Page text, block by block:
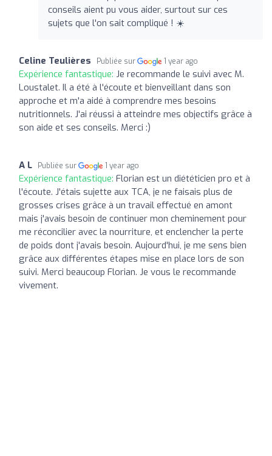
conseils aient pu vous aider, surtout sur ces
sujets que l'on sait compliqué ! ☀️
Celine Teulières Publiée sur 1 year ago
Expérience fantastique: Je recommande le suivi avec M.
Loustalet. Il a été à l'écoute et bienveillant dans son
approche et m'a aidé à comprendre mes besoins
nutritionnels. J'ai réussi à atteindre mes objectifs grâce à
son aide et ses conseils. Merci :)
A L Publiée sur 1 year ago
Expérience fantastique: Florian est un diététicien pro et à
l'écoute. J'étais sujette aux TCA, je ne faisais plus de
grosses crises grâce à un travail effectué en amont
mais j'avais besoin de continuer mon cheminement pour
me réconcilier avec la nourriture, et enclencher la perte
de poids dont j'avais besoin. Aujourd'hui, je me sens bien
grâce aux différentes étapes mise en place lors de son
suivi. Merci beaucoup Florian. Je vous le recommande
vivement.